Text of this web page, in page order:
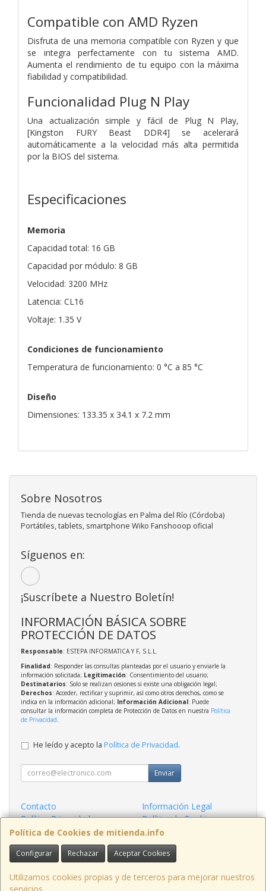
Compatible con AMD Ryzen
Disfruta de una memoria compatible con Ryzen y que
se integra perfectamente con tu sistema AMD.
Aumenta el rendimiento de tu equipo con la máxima
fiabilidad y compatibilidad.
Funcionalidad Plug N Play
Una actualización simple y fácil de Plug N Play,
[Kingston FURY Beast DDR4] se acelerará
automáticamente a la velocidad más alta permitida
por la BIOS del sistema.
Especificaciones
Memoria
Capacidad total: 16 GB
Capacidad por módulo: 8 GB
Velocidad: 3200 MHz
Latencia: CL16
Voltaje: 1.35 V
Condiciones de funcionamiento
Temperatura de funcionamiento: 0 °C a 85 °C
Diseño
Dimensiones: 133.35 x 34.1 x 7.2 mm
Política de Cookies de mitienda.info
Configurar Rechazar Aceptar Cookies
Utilizamos cookies propias y de terceros para mejorar nuestros
Sobre Nosotros
Tienda de nuevas tecnologías en Palma del Río (Córdoba)
Portátiles, tablets, smartphone Wiko Fanshooop oficial
Síguenos en:
¡Suscríbete a Nuestro Boletín!
INFORMACIÓN BÁSICA SOBRE
PROTECCIÓN DE DATOS
Responsable: ESTEPA INFORMATICA Y F, S.L.L.
Finalidad: Responder las consultas planteadas por el usuario y enviarle la
información solicitada; Legitimación: Consentimiento del usuario;
Destinatarios: Solo se realizan cesiones si existe una obligación legal;
Derechos: Acceder, rectificar y suprimir, así como otros derechos, como se
indica en la información adicional; Información Adicional: Puede
consultar la información completa de Protección de Datos en nuestra Política
de Privacidad
He leído y acepto la Política de Privacidad.
Enviar
Contacto
Información Legal
Política Privacidad
Política de Cookies
Condiciones de Compra
Formas de Pago
Contacto
admin@mitienda.info